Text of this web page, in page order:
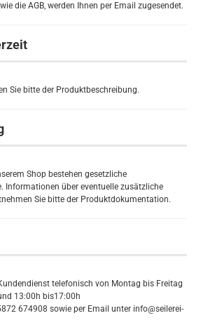
die AGB, werden Ihnen per Email zugesendet.
Sie bitte der Produktbeschreibung.
Shop bestehen gesetzliche
Informationen über eventuelle zusätzliche
Sie bitte der Produktdokumentation.
telefonisch von Montag bis Freitag
13:00h bis17:00h
674908 sowie per Email unter info@seilerei-